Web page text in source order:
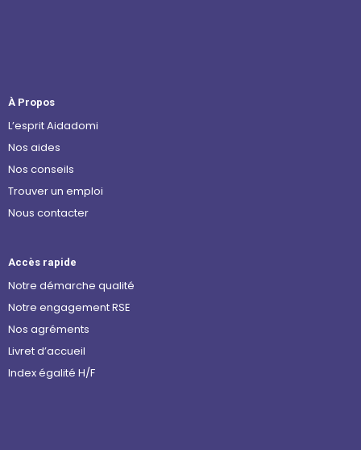
À Propos
L’esprit Aidadomi
Nos aides
Nos conseils
Trouver un emploi
Nous contacter
Accès rapide
Notre démarche qualité
Notre engagement RSE
Nos agréments
Livret d’accueil
Index égalité H/F